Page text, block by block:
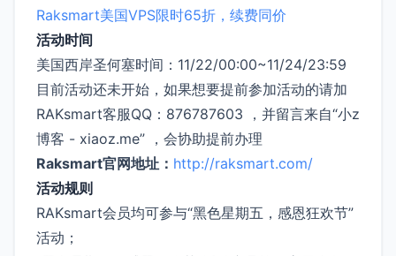
Raksmart美国VPS限时65折，续费同价
活动时间
美国西岸圣何塞时间：11/22/00:00~11/24/23:59
目前活动还未开始，如果想要提前参加活动的请加
RAKsmart客服QQ：876787603 ，并留言来自“小z
博客 - xiaoz.me” ，会协助提前办理
Raksmart官网地址： http://raksmart.com/
活动规则
RAKsmart会员均可参与“黑色星期五，感恩狂欢节”
活动；